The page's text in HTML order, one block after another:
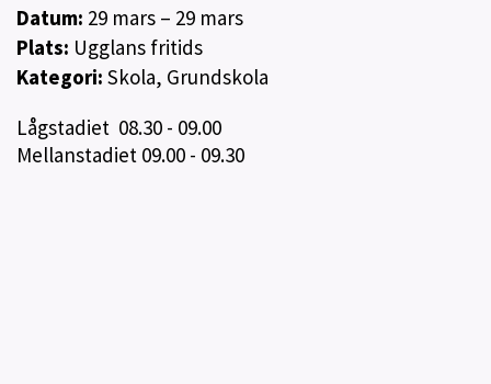
Datum: 29 mars – 29 mars
Plats: Ugglans fritids
Kategori: Skola, Grundskola
Lågstadiet 08.30 - 09.00
Mellanstadiet 09.00 - 09.30